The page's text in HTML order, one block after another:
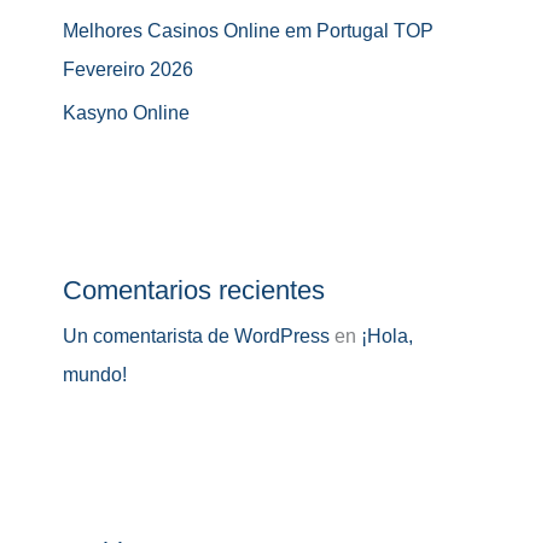
Melhores Casinos Online em Portugal TOP
Fevereiro 2026
Kasyno Online
Comentarios recientes
Un comentarista de WordPress en ¡Hola,
mundo!